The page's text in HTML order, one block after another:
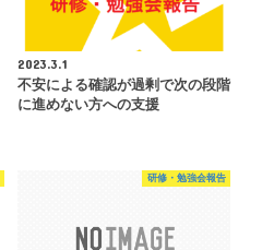
2023.3.1
不安による確認が過剰で次の段階
に進めない方への支援
研修・勉強会報告